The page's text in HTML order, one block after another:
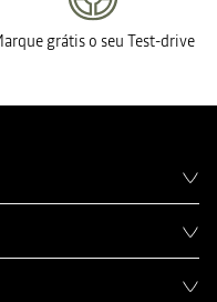
grátis o seu Test-drive